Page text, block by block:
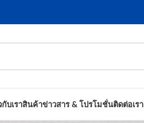
กับเราสินค้าข่าวสาร & โปรโมชั่นติดต่อเรา